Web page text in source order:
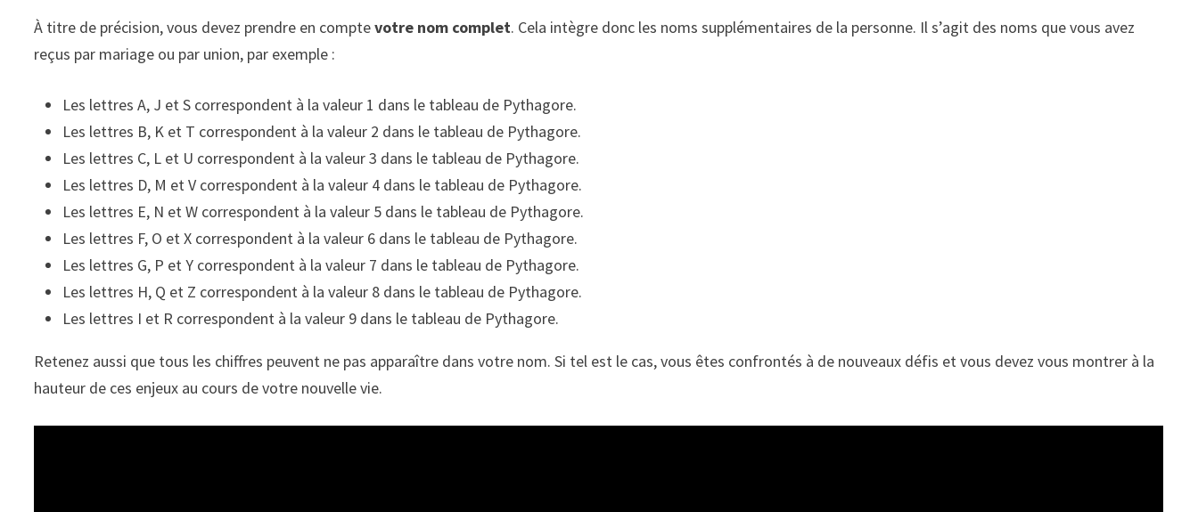
À titre de précision, vous devez prendre en comptevotre nom complet. Cela intègre donc les noms supplémentaires de la personne. Il s’agit des noms que vous avez
reçus par mariage ou par union, par exemple :
Les lettres A, J et S correspondent à la valeur 1 dans le tableau de Pythagore.
Les lettres B, K et T correspondent à la valeur 2 dans le tableau de Pythagore.
Les lettres C, L et U correspondent à la valeur 3 dans le tableau de Pythagore.
Les lettres D, M et V correspondent à la valeur 4 dans le tableau de Pythagore.
Les lettres E, N et W correspondent à la valeur 5 dans le tableau de Pythagore.
Les lettres F, O et X correspondent à la valeur 6 dans le tableau de Pythagore.
Les lettres G, P et Y correspondent à la valeur 7 dans le tableau de Pythagore.
Les lettres H, Q et Z correspondent à la valeur 8 dans le tableau de Pythagore.
Les lettres I et R correspondent à la valeur 9 dans le tableau de Pythagore.
Retenez aussi que tous les chiffres peuvent ne pas apparaître dans votre nom. Si tel est le cas, vous êtes confrontés à de nouveaux défis et vous devez vous montrer à la
hauteur de ces enjeux au cours de votre nouvelle vie.